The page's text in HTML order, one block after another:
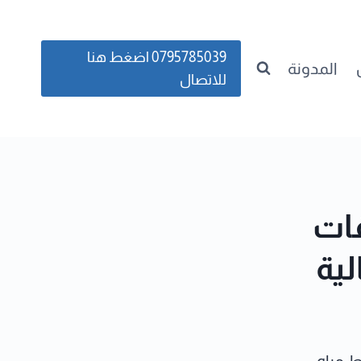
المدونة
0795785039 اضغط هنا
للاتصال